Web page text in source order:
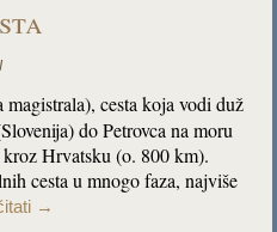
magistrala), cesta koja vodi duž
do Petrovca na moru
Hrvatsku (o. 800 km).
cesta u mnogo faza, najviše
→